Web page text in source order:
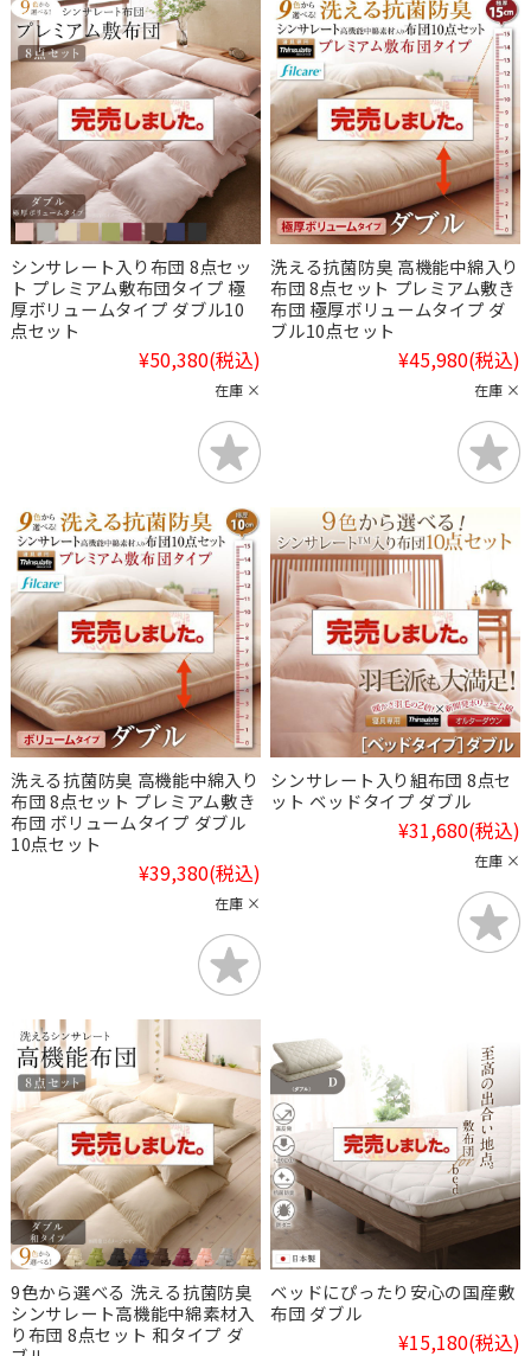
シンサレート入り布団 8点セッ
ト プレミアム敷布団タイプ 極
厚ボリュームタイプ ダブル10
点セット
¥50,380(税込)
在庫 ×
洗える抗菌防臭 高機能中綿入り
布団 8点セット プレミアム敷き
布団 極厚ボリュームタイプ ダ
ブル10点セット
¥45,980(税込)
在庫 ×
洗える抗菌防臭 高機能中綿入り
布団 8点セット プレミアム敷き
布団 ボリュームタイプ ダブル
10点セット
¥39,380(税込)
在庫 ×
シンサレート入り組布団 8点セ
ット ベッドタイプ ダブル
¥31,680(税込)
在庫 ×
9色から選べる 洗える抗菌防臭
シンサレート高機能中綿素材入
り布団 8点セット 和タイプ ダ
ベッドにぴったり安心の国産敷
布団 ダブル
¥15,180(税込)